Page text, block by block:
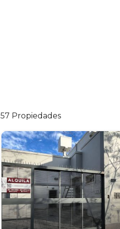
57 Propiedades